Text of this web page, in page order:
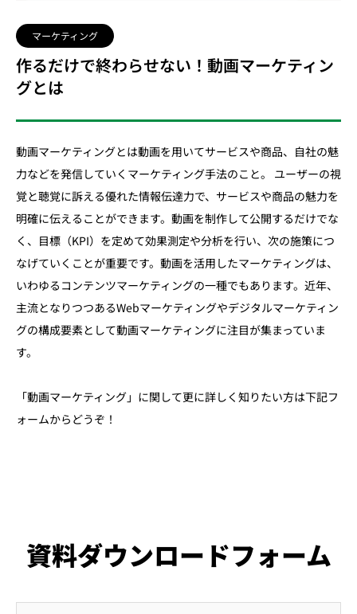
マーケティング
作るだけで終わらせない！動画マーケティン
グとは
動画マーケティングとは動画を用いてサービスや商品、自社の魅
力などを発信していくマーケティング手法のこと。 ユーザーの視
覚と聴覚に訴える優れた情報伝達力で、サービスや商品の魅力を
明確に伝えることができます。動画を制作して公開するだけでな
く、目標（KPI）を定めて効果測定や分析を行い、次の施策につ
なげていくことが重要です。動画を活用したマーケティングは、
いわゆるコンテンツマーケティングの一種でもあります。近年、
主流となりつつあるWebマーケティングやデジタルマーケティン
グの構成要素として動画マーケティングに注目が集まっていま
す。
「動画マーケティング」に関して更に詳しく知りたい方は下記フ
ォームからどうぞ！
資料ダウンロードフォーム